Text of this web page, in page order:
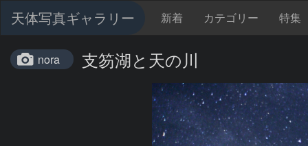
天体写真ギャラリー 新着 カテゴリー 特集
nora 支笏湖と天の川